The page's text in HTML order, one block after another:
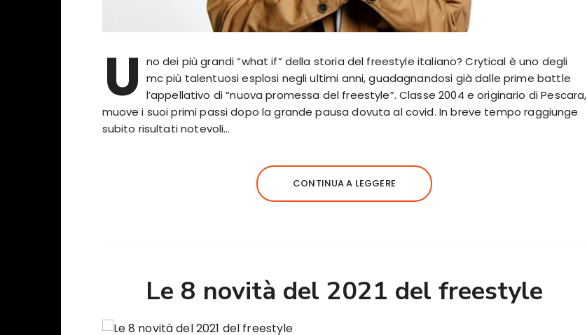
U no dei più grandi “what if” della storia del freestyle italiano? Crytical è uno degli
mc più talentuosi esplosi negli ultimi anni, guadagnandosi già dalle prime battle
l’appellativo di “nuova promessa del freestyle”. Classe 2004 e originario di Pescara,
muove i suoi primi passi dopo la grande pausa dovuta al covid. In breve tempo raggiunge
subito risultati notevoli…
CONTINUA A LEGGERE
Le 8 novità del 2021 del freestyle